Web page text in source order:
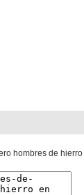
hombres de hierro